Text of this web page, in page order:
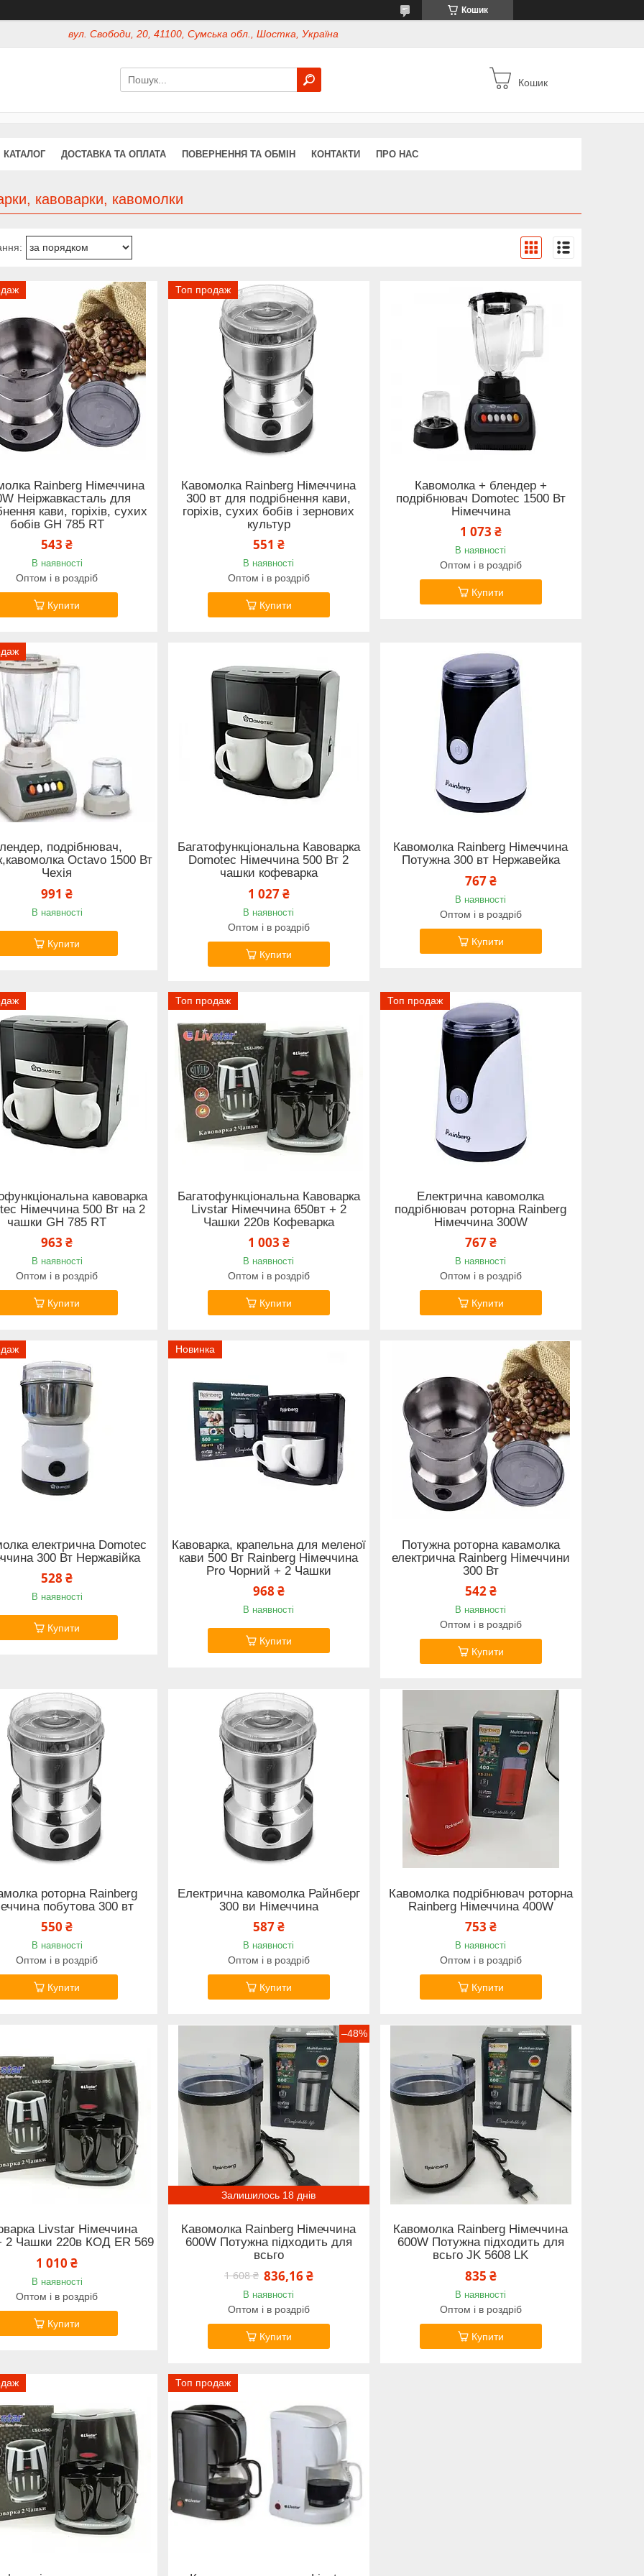
Кошик
вул. Свободи, 20, 41100, Сумська обл., Шостка, Україна
Кошик
КАТАЛОГ ДОСТАВКА ТА ОПЛАТА ПОВЕРНЕННЯ ТА ОБМІН КОНТАКТИ ПРО НАС
кавоварки, кавомолки
Rainberg Німеччина
Неіржавкасталь для
кави, горіхів, сухих
бобів GH 785 RT
543 ₴
В наявності
Оптом і в роздріб
Купити
Топ продаж
Кавомолка Rainberg Німеччина
300 вт для подрібнення кави,
горіхів, сухих бобів і зернових
культур
551 ₴
В наявності
Оптом і в роздріб
Купити
Кавомолка + блендер +
подрібнювач Domotec 1500 Вт
Німеччина
1 073 ₴
В наявності
Оптом і в роздріб
Купити
подрібнювач,
Octavo 1500 Вт
Чехія
991 ₴
В наявності
Купити
Багатофункціональна Кавоварка
Domotec Німеччина 500 Вт 2
чашки кофеварка
1 027 ₴
В наявності
Оптом і в роздріб
Купити
Кавомолка Rainberg Німеччина
Потужна 300 вт Нержавейка
767 ₴
В наявності
Оптом і в роздріб
Купити
кавоварка
Німеччина 500 Вт на 2
чашки GH 785 RT
963 ₴
В наявності
Оптом і в роздріб
Купити
Топ продаж
Багатофункціональна Кавоварка
Livstar Німеччина 650вт + 2
Чашки 220в Кофеварка
1 003 ₴
В наявності
Оптом і в роздріб
Купити
Топ продаж
Електрична кавомолка
подрібнювач роторна Rainberg
Німеччина 300W
767 ₴
В наявності
Оптом і в роздріб
Купити
електрична Domotec
300 Вт Нержавійка
528 ₴
В наявності
Купити
Новинка
Кавоварка, крапельна для меленої
кави 500 Вт Rainberg Німеччина
Pro Чорний + 2 Чашки
968 ₴
В наявності
Купити
Потужна роторна кавамолка
електрична Rainberg Німеччини
300 Вт
542 ₴
В наявності
Оптом і в роздріб
Купити
роторна Rainberg
побутова 300 вт
550 ₴
В наявності
Оптом і в роздріб
Купити
Електрична кавомолка Райнберг
300 ви Німеччина
587 ₴
В наявності
Оптом і в роздріб
Купити
Кавомолка подрібнювач роторна
Rainberg Німеччина 400W
753 ₴
В наявності
Оптом і в роздріб
Купити
Livstar Німеччина
2 Чашки 220в КОД ER 569
1 010 ₴
В наявності
Оптом і в роздріб
Купити
–48%
Залишилось 18 днів
Кавомолка Rainberg Німеччина
600W Потужна підходить для
всьго
1 608 ₴ 836,16 ₴
В наявності
Оптом і в роздріб
Купити
Кавомолка Rainberg Німеччина
600W Потужна підходить для
всьго JK 5608 LK
835 ₴
В наявності
Оптом і в роздріб
Купити
Топ продаж